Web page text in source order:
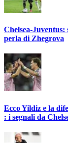
Chelsea-Juventus:
perla di Zhegrova
Ecco Yildiz e la
: i segnali da